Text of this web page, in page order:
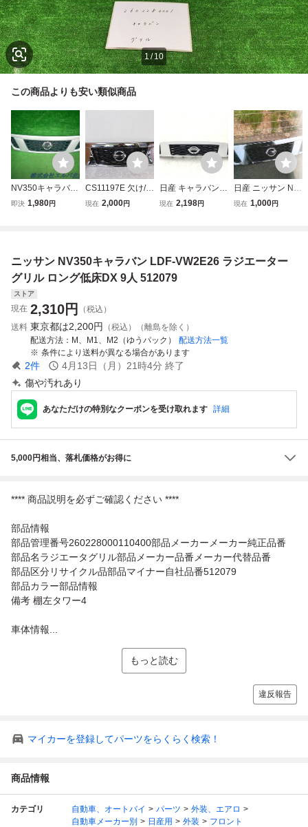
1/10
この商品よりも安い類似商品
NV350キャラバン
LDF-VW2E26 ラ
即決 1,980円
CS11197E 欠け/欠
損/切れ/れ キャラ
現在 2,000円
日産 キャラバン N
V350 VW2E26 フ
現在 2,198円
日産 ニッサン NIS
SAN キャラバン E
10-3XA0A
現在 1,000円
ニッサン NV350キャラバン LDF-VW2E26 ラジエーター
グリル ロング低床DX 9人 512079
ストア
現在 2,310円
（税込）
送料 東京都は2,200円
（税込）（離島を除く）
配送方法
M、M1、M2（ゆうパック）
配送方法一覧
条件により送料が異なる場合があります
2件 4月13日（月）21時4分 終了
傷や汚れあり
あなただけの特別なクーポンを受け取れます 詳細
5,000円相当、落札価格がお得に
**** 商品説明を必ずご確認ください ****
部品情報
部品管理番号260228000110400部品メーカーメーカー純正品番
部品名ラジエータグリル部品メーカー品番メーカー代替品番
部品区分リサイクル品部品マイナー自社品番512079
部品カラー部品情報
備考 棚左タワー4
車体情報...
もっと読む
違反報告
マイカーを登録してパーツをらくらく検索！
商品情報
カテゴリ 自動車、オートバイ パーツ
外装、エアロ
自動車メーカー別
日産用 外装 フロント